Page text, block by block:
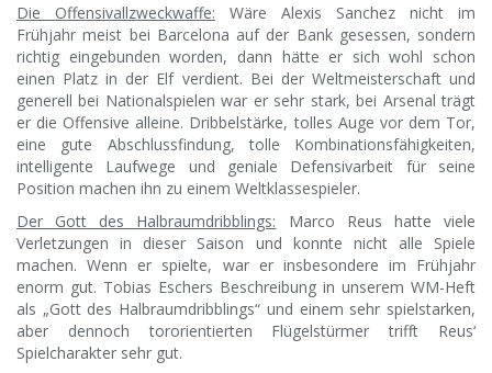
Die Offensivallzweckwaffe: Wäre Alexis Sanchez nicht im
Frühjahr meist bei Barcelona auf der Bank gesessen, sondern
richtig eingebunden worden, dann hätte er sich wohl schon
einen Platz in der Elf verdient. Bei der Weltmeisterschaft und
generell bei Nationalspielen war er sehr stark, bei Arsenal trägt
er die Offensive alleine. Dribbelstärke, tolles Auge vor dem Tor,
eine gute Abschlussfindung, tolle Kombinationsfähigkeiten,
intelligente Laufwege und geniale Defensivarbeit für seine
Position machen ihn zu einem Weltklassespieler.
Der Gott des Halbraumdribblings: Marco Reus hatte viele
Verletzungen in dieser Saison und konnte nicht alle Spiele
machen. Wenn er spielte, war er insbesondere im Frühjahr
enorm gut. Tobias Eschers Beschreibung in unserem WM-Heft
als „Gott des Halbraumdribblings“ und einem sehr spielstarken,
aber dennoch tororientierten Flügelstürmer trifft Reus‘
Spielcharakter sehr gut.